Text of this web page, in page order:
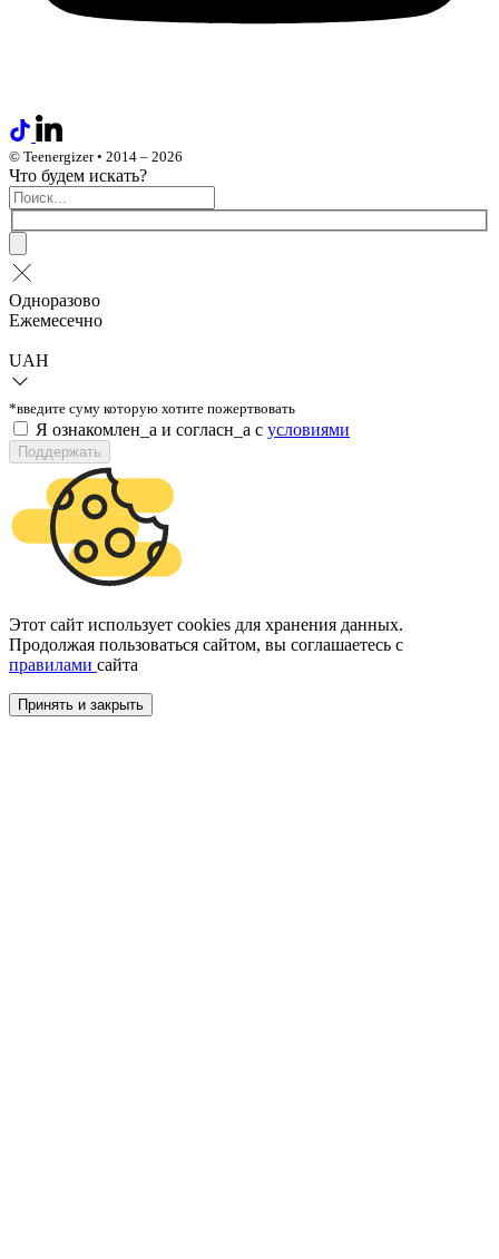
© Teenergizer • 2014 – 2026
Что будем искать?
Одноразово
Ежемесечно
UAH
*введите суму которую хотите пожертвовать
Я ознакомлен_а и согласн_а c условиями
Поддержать
Этот сайт использует cookies для хранения данных.
Продолжая пользоваться сайтом, вы соглашаетесь с
правилами сайта
Принять и закрыть